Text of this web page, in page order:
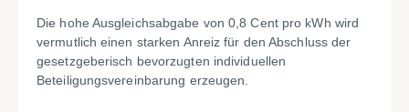
Die hohe Ausgleichsabgabe von 0,8 Cent pro kWh wird
vermutlich einen starken Anreiz für den Abschluss der
gesetzgeberisch bevorzugten individuellen
Beteiligungsvereinbarung erzeugen.